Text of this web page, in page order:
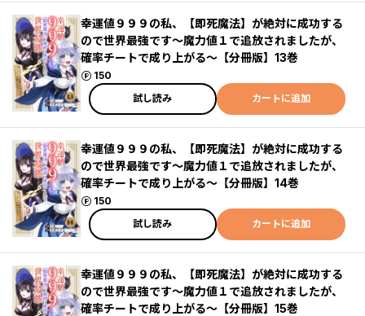
幸運値９９９の私、【即死魔法】が絶対に成功する
ので世界最強です～魔力値１で追放されましたが、
確率チートで成り上がる～【分冊版】13巻
150
ポイント
試し読み
カートに追加
幸運値９９９の私、【即死魔法】が絶対に成功する
ので世界最強です～魔力値１で追放されましたが、
確率チートで成り上がる～【分冊版】14巻
150
ポイント
試し読み
カートに追加
幸運値９９９の私、【即死魔法】が絶対に成功する
ので世界最強です～魔力値１で追放されましたが、
確率チートで成り上がる～【分冊版】15巻